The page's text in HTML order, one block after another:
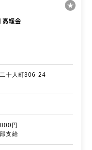
高緩会
十人町306-24
円
支給